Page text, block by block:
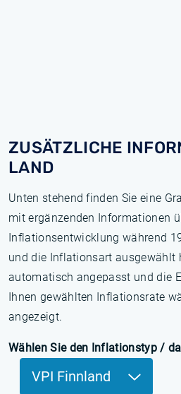
ZUSÄTZLICHE
LAND
Unten stehend finden Sie eine
mit ergänzenden Informationen
Inflationsentwicklung während
und die Inflationsart ausgewählt
automatisch angepasst und die
Ihnen gewählten Inflationsrate
angezeigt.
Wählen Sie den Inflationstyp /
VPI Finnland